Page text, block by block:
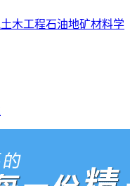
土木工程石油地矿材料学